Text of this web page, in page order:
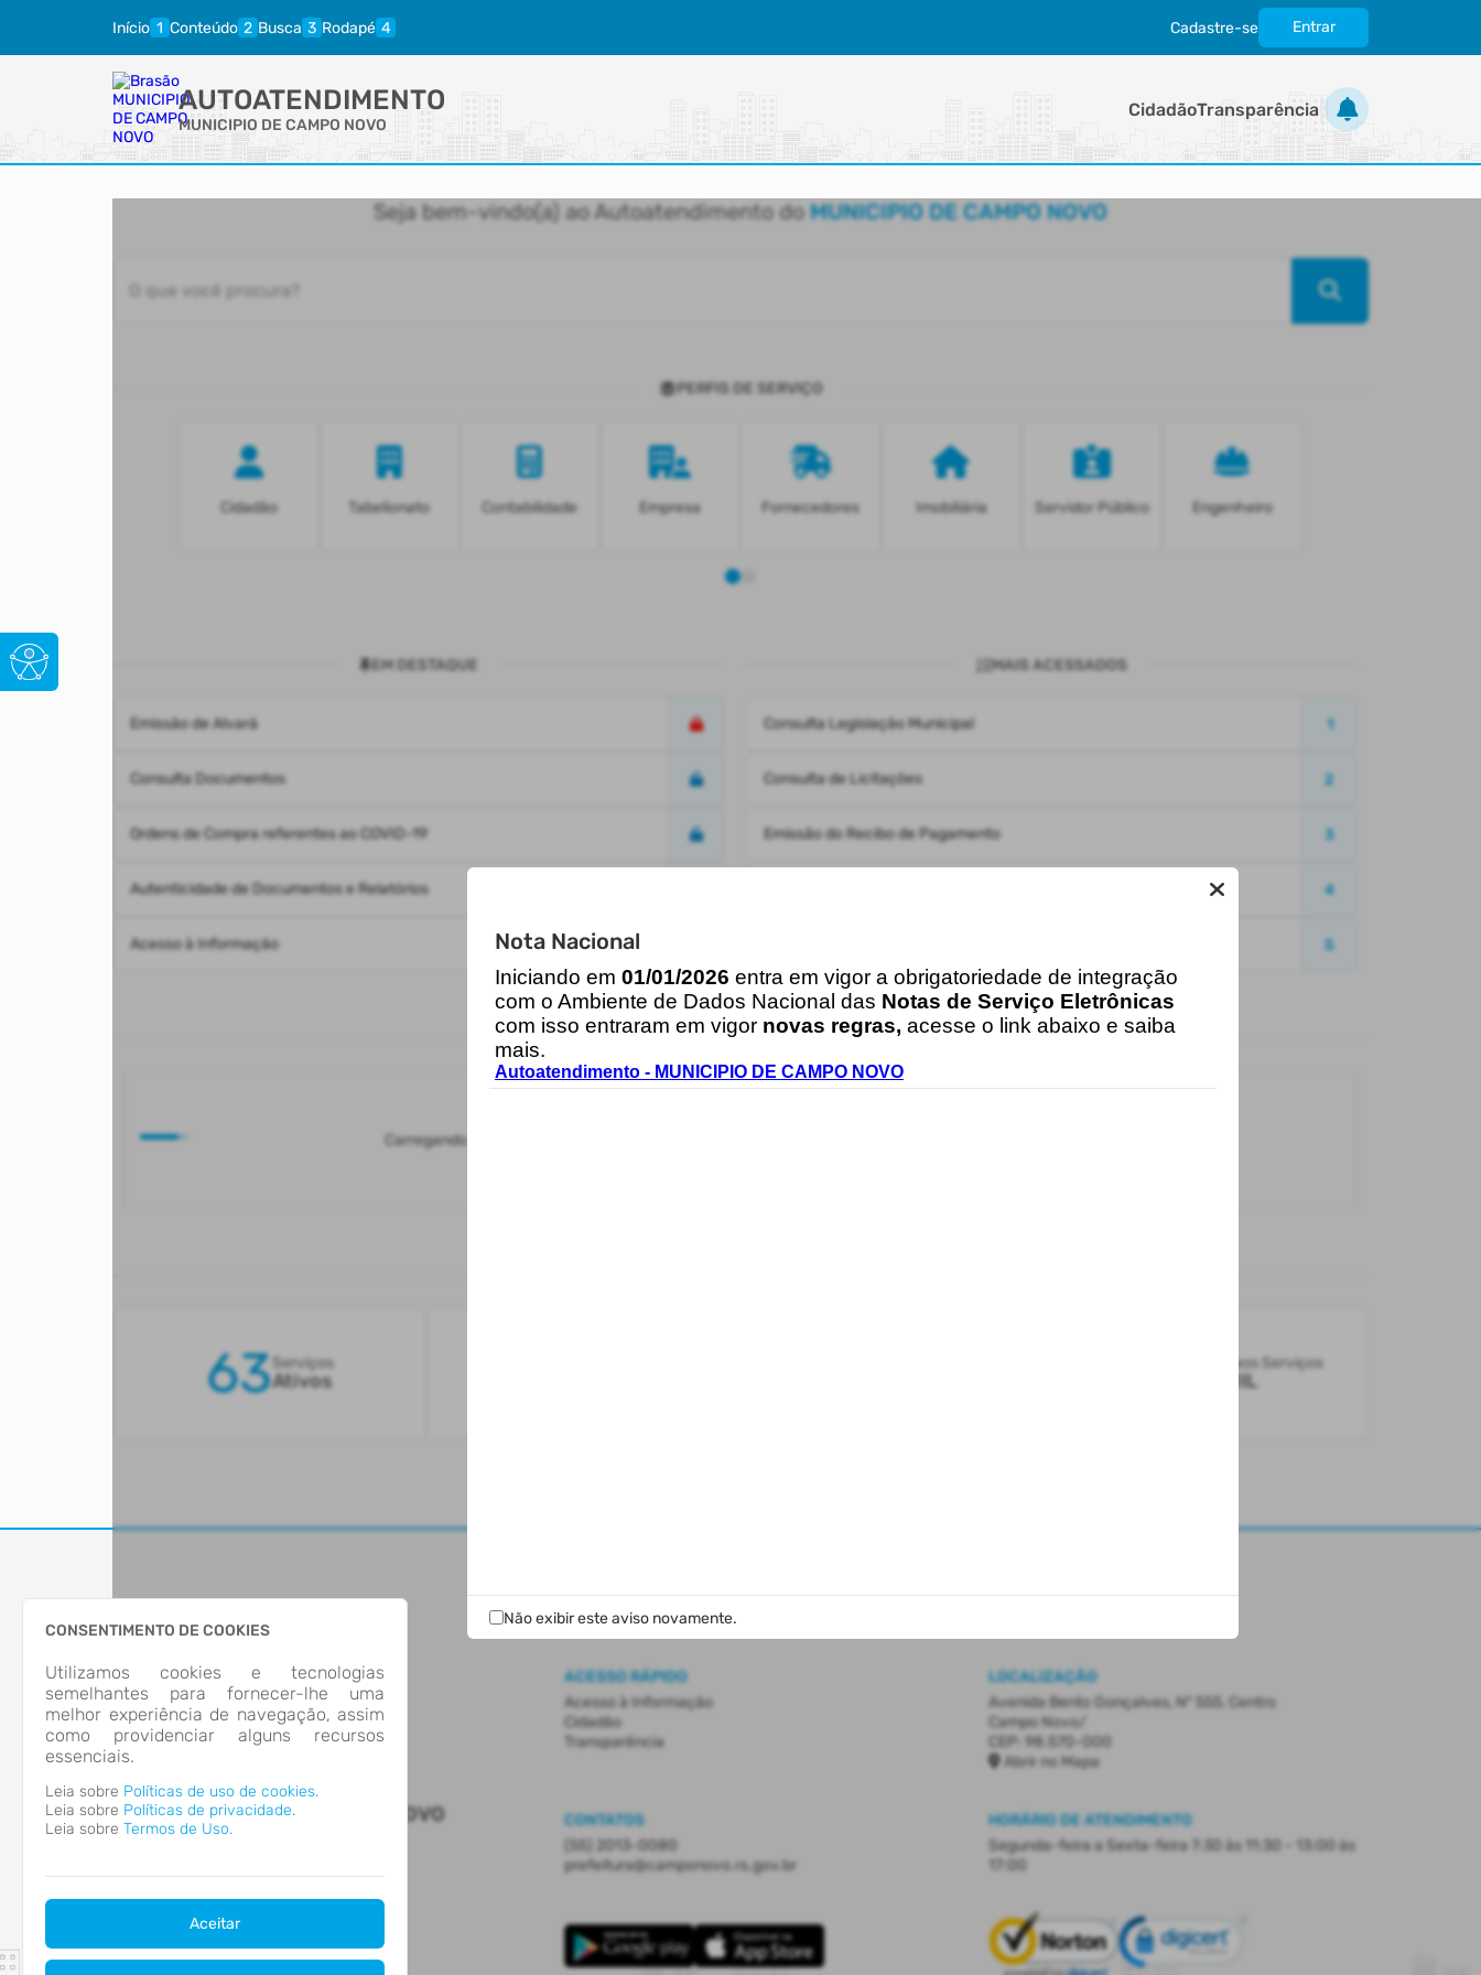
Início Conteúdo Busca Rodapé Cadastre-se Entrar
AUTOATENDIMENTO
MUNICIPIO DE CAMPO NOVO
CidadãoTransparência
CONSENTIMENTO DE COOKIES
Utilizamos cookies e tecnologias
semelhantes para fornecer-lhe uma
melhor experiência de navegação, assim
como providenciar alguns recursos
essenciais.
Leia sobre Políticas de uso de cookies.
Leia sobre Políticas de privacidade.
Leia sobre Termos de Uso.
Aceitar
Nota Nacional
Iniciando em 01/01/2026 entra em vigor a obrigatoriedade de integração
com o Ambiente de Dados Nacional das Notas de Serviço Eletrônicas
com isso entraram em vigor novas regras, acesse o link abaixo e saiba
mais.
Autoatendimento - MUNICIPIO DE CAMPO NOVO
Não exibir este aviso novamente.
Seja bem-vindo(a) ao Autoatendimento doMUNICIPIO DE CAMPO NOVO
O que você procura?
PERFIS DE SERVIÇO
Cidadão Tabelionato Contabilidade Empresa Fornecedores Imobiliária Servidor Público Engenheiro
EM DESTAQUE
Emissão de Alvará
Consulta Documentos
Ordens de Compra referentes ao COVID-19
Autenticidade de Documentos e Relatórios
Acesso à Informação
MAIS ACESSADOS
Consulta Legislação Municipal 1
Consulta de Licitações 2
Emissão do Recibo de Pagamento 3
4
5
ACESSO RÁPIDO
Carregando...
63 Serviços
Ativos
Acessos aos Serviços
187.6 MIL
MUNICIPIO DE CAMPO NOVO
AUTOATENDIMENTO
ACESSO RÁPIDO
Acesso à Informação
Cidadão
Transparência
LOCALIZAÇÃO
Avenida Bento Gonçalves, Nº 555, Centro
Campo Novo/
CEP: 98.570-000
Abrir no Mapa
CONTATOS
(55) 2013-0080
prefeitura@camponovo.rs.gov.br
HORÁRIO DE ATENDIMENTO
Segunda-feira a Sexta-feira 7:30 às 11:30 - 13:00 às
17:00